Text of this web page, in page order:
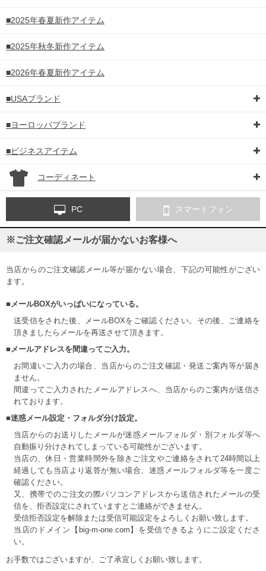
■2025年春夏新作アイテム
■2025年秋冬新作アイテム
■2026年春夏新作アイテム
■USAブランド
■ヨーロッパブランド
■ビジネスアイテム
コーディネート
PC スマートフォン
※ご注文確認メールが届かないお客様へ
当店からのご注文確認メール等が届かない場合、下記の可能性がござい
ます。
■メールBOXがいっぱいになっている。
送受信をされた後、メールBOXをご確認ください。その後、ご連絡を
頂きましたらメールを再送させて頂きます。
■メールアドレスを間違ってご入力。
お間違いご入力の場合、当店からのご注文確認・発送ご案内等が届き
ません。
間違ってご入力されたメールアドレスへ、当店からのご案内が送信さ
れております。
■迷惑メール設定・フォルダ分け設定。
当店からのお送りしたメールが迷惑メールフォルダ・別フォルダ等へ
自動振り分けされてしまっている可能性がございます。
当店の、休日・営業時間外を除きご注文やご連絡をされて24時間以上
経過しても当店より返答が無い場合、迷惑メールフォルダ等を一度ご
確認ください。
又、携帯でのご注文の際パソコンアドレスから送信されたメールの受
信を、拒否設定にされていますとご連絡ができません。
受信拒否設定を解除または受信可能設定をよろしくお願い致します。
当店のドメイン【big-m-one.com】を受信できるようにご設定くださ
い。
お手数ではございますが、ご了承宜しくお願い致します。